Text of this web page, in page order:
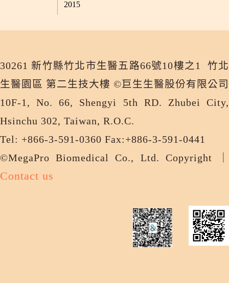
2015
30261 新竹縣竹北市生醫五路66號10樓之1 竹北
生醫園區 第二生技大樓 ©巨生生醫股份有限公司
10F-1, No. 66, Shengyi 5th RD. Zhubei City,
Hsinchu 302, Taiwan, R.O.C.
Tel: +866-3-591-0360 Fax:+886-3-591-0441
©MegaPro Biomedical Co., Ltd. Copyright ｜
Contact us